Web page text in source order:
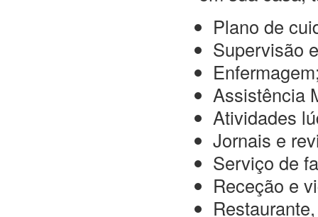
Plano de
Supervisão
Assistência
Atividades
Jornais e
Serviço de
Receção e